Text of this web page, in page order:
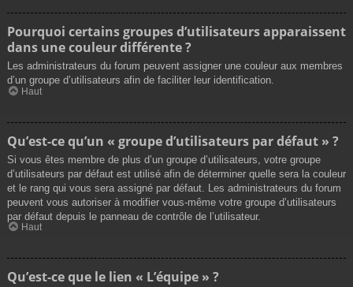
Pourquoi certains groupes d’utilisateurs apparaissent
dans une couleur différente ?
Les administrateurs du forum peuvent assigner une couleur aux membres
d’un groupe d’utilisateurs afin de faciliter leur identification.
Haut
Qu’est-ce qu’un « groupe d’utilisateurs par défaut » ?
Si vous êtes membre de plus d’un groupe d’utilisateurs, votre groupe
d’utilisateurs par défaut est utilisé afin de déterminer quelle sera la couleur
et le rang qui vous sera assigné par défaut. Les administrateurs du forum
peuvent vous autoriser à modifier vous-même votre groupe d’utilisateurs
par défaut depuis le panneau de contrôle de l’utilisateur.
Haut
Qu’est-ce que le lien « L’équipe » ?